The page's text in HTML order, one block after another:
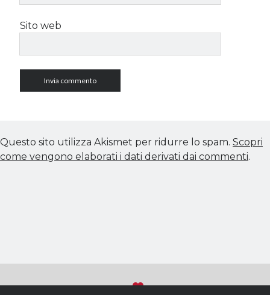
Sito web
Questo sito utilizza Akismet per ridurre lo spam. Scopri
come vengono elaborati i dati derivati dai commenti.